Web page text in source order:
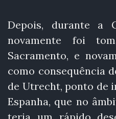
Depois, durante a
novamente foi
Sacramento, e
como consequência
de Utrecht, ponto de
Espanha, que no